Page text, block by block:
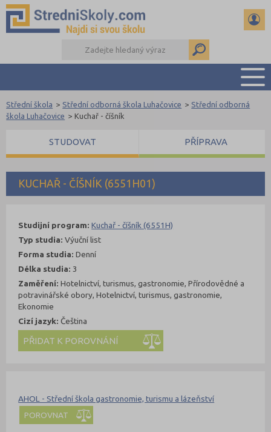
DŮLEŽITÉ TERMÍNY
DALŠÍ DRUHY ŠKOL
KUCHAŘ - ČÍŠNÍK (6551H01)
Střední škola > Střední odborná škola Luhačovice > Střední odborná
škola Luhačovice > Kuchař - číšník
Studijní program:Kuchař - číšník (6551H)
Typ studia:Výuční list
Forma studia:Denní
Délka studia: 3
Zaměření:Hotelnictví, turismus, gastronomie, Přírodovědné a
potravinářské obory, Hotelnictví, turismus, gastronomie,
Ekonomie
Cizí jazyk:Čeština
STUDOVAT PŘÍPRAVA
AHOL - Střední škola gastronomie, turismu a lázeňství
POROVNAT